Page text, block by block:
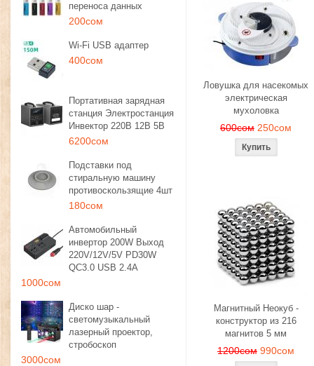
переноса данных
200сом
Wi-Fi USB адаптер
400сом
Портативная зарядная
станция Электростанция
Инвектор 220В 12В 5В
6200сом
Подставки под
стиральную машину
противоскользящие 4шт
180сом
Автомобильный
инвертор 200W Выход
220V/12V/5V PD30W
QC3.0 USB 2.4A
1000сом
Диско шар -
светомузыкальный
лазерный проектор,
стробоскоп
3000сом
Ловушка для насекомых
электрическая
мухоловка
600сом 250сом
Магнитный Неокуб -
конструктор из 216
магнитов 5 мм
1200сом 990сом